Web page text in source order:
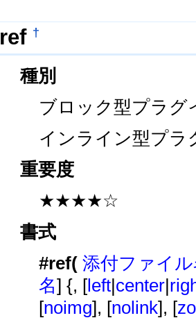
ref †
種別
ブロック型プラグ
インライン型プラ
重要度
★★★★☆
書式
#ref( 添付ファイ
名] {, [left|center|
[noimg], [nolink], [